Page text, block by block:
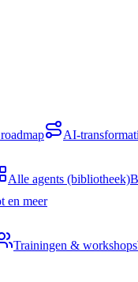
AI-
Alle agents (bibliotheek)
en meer
Trainingen & workshops